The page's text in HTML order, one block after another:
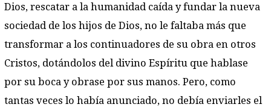
Dios, rescatar a la humanidad caída y fundar la nueva
sociedad de los hijos de Dios, no le faltaba más que
transformar a los continuadores de su obra en otros
Cristos, dotándolos del divino Espíritu que hablase
por su boca y obrase por sus manos. Pero, como
tantas veces lo había anunciado, no debía enviarles el